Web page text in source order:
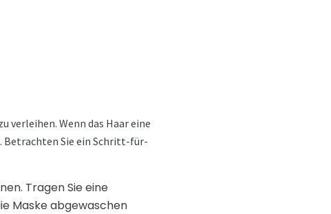
verleihen. Wenn das Haar eine
Betrachten Sie ein Schritt-für-
Tragen Sie eine
Maske abgewaschen